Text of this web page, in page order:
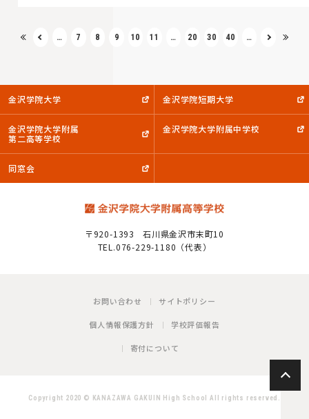
… 7 8 9 10 11 … 20 30 40 …
金沢学院大学 金沢学院短期大学
金沢学院大学附属
第二高等学校
金沢学院大学附属中学校
同窓会
〒920-1393
石川県金沢市末町10
TEL.076-229-1180（代表）
お問い合わせ サイトポリシー
個人情報保護方針 学校評価報告
寄付について
Copyright 2020 © KANAZAWA GAKUIN High School All rights reserved.